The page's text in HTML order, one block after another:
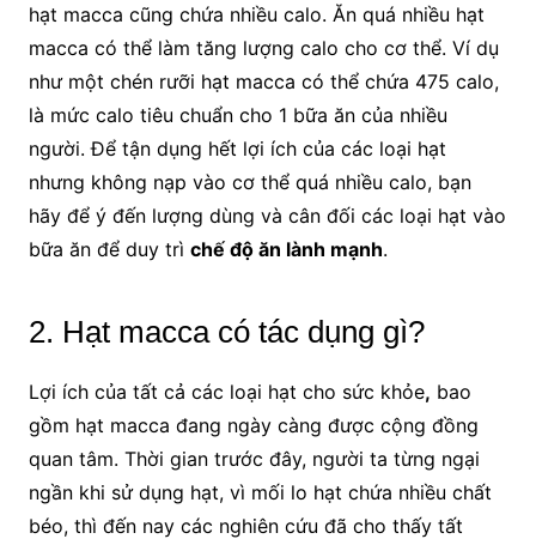
hạt macca cũng chứa nhiều calo. Ăn quá nhiều hạt
macca có thể làm tăng lượng calo cho cơ thể. Ví dụ
như một chén rưỡi hạt macca có thể chứa 475 calo,
là mức calo tiêu chuẩn cho 1 bữa ăn của nhiều
người. Để tận dụng hết lợi ích của các loại hạt
nhưng không nạp vào cơ thể quá nhiều calo, bạn
hãy để ý đến lượng dùng và cân đối các loại hạt vào
bữa ăn để duy trì chế độ ăn lành mạnh.
2. Hạt macca có tác dụng gì?
Lợi ích của tất cả các loại hạt cho sức khỏe, bao
gồm hạt macca đang ngày càng được cộng đồng
quan tâm. Thời gian trước đây, người ta từng ngại
ngần khi sử dụng hạt, vì mối lo hạt chứa nhiều chất
béo, thì đến nay các nghiên cứu đã cho thấy tất